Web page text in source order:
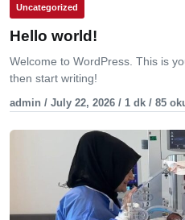
Uncategorized
Hello world!
Welcome to WordPress. This is
then start writing!
admin / July 22, 2026 / 1 dk / 85